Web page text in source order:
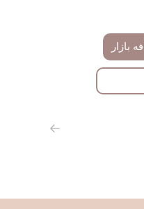
بازار